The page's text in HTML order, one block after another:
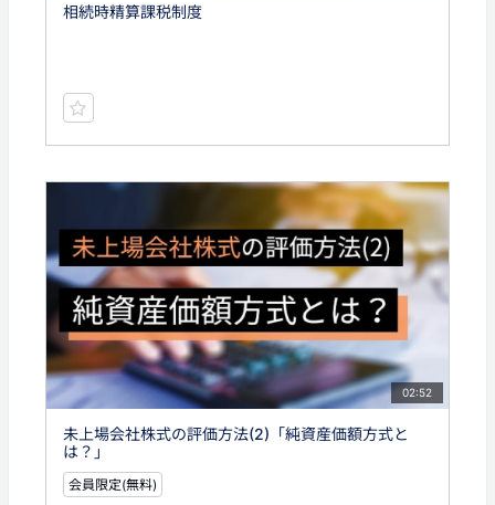
相続時精算課税制度
02:52
未上場会社株式の評価方法(2)「純資産価額方式と
は？」
会員限定(無料)